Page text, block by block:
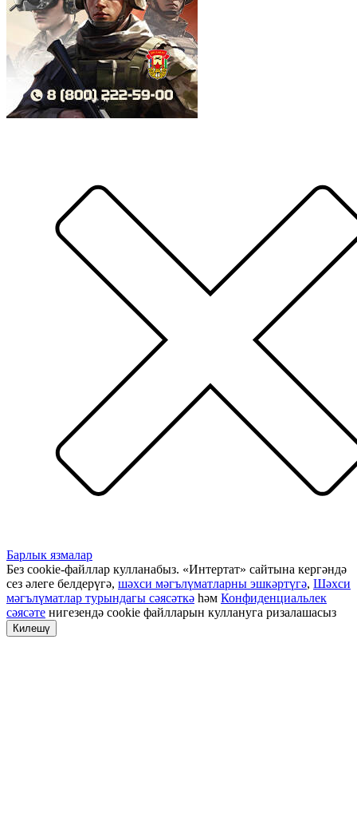
Барлык язмалар
Без cookie-файллар кулланабыз. «Интертат» сайтына кергәндә
сез әлеге белдерүгә, шәхси мәгълүматларны эшкәртүгә, Шәхси
мәгълүматлар турындагы сәясәткә һәм Конфиденциальлек
сәясәте нигезендә cookie файлларын куллануга ризалашасыз
Килешү